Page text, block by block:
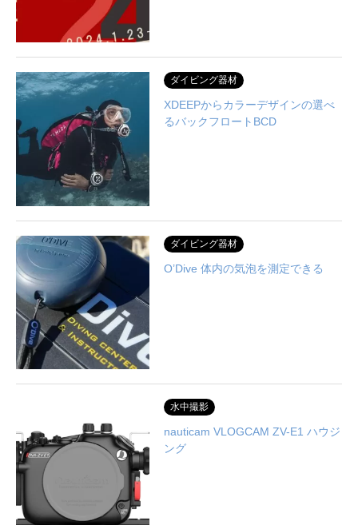
ダイビング器材
XDEEPからカラーデザインの選べ
るバックフロートBCD
ダイビング器材
O’Dive 体内の気泡を測定できる
水中撮影
nauticam VLOGCAM ZV-E1 ハウジ
ング